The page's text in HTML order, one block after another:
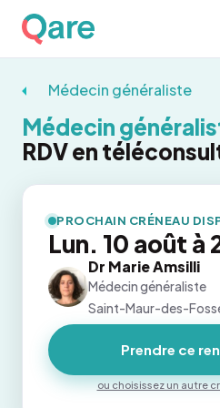
Médecin généraliste
Médecin
RDV en
PROCHAIN CRÉNEAU
Lun. 10 août à
Dr Marie Amsilli
Médecin généraliste
Saint-Maur-des-
Prendre ce
ou choisissez un autre